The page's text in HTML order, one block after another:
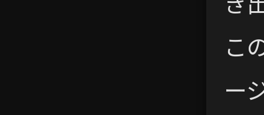
こ
ー